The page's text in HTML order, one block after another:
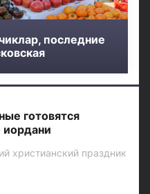
последние
готовятся
иордани
христианский праздник